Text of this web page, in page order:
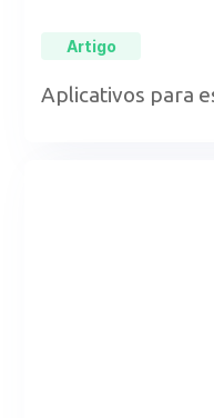
Artigo
Aplicativos para